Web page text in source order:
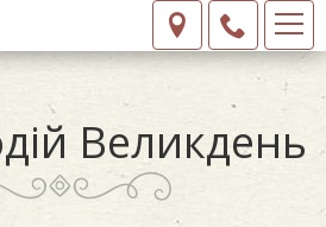
Великдень